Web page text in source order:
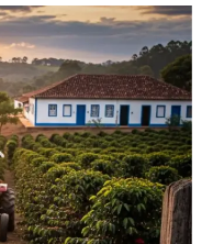
novas estações
recentemente
Morretes.
para
maior
dados já
para consumo,
explica